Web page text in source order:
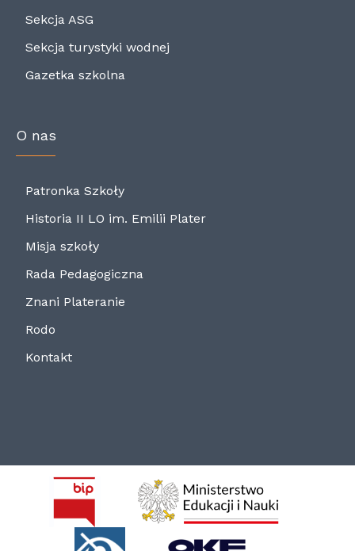
Sekcja ASG
Sekcja turystyki wodnej
Gazetka szkolna
O nas
Patronka Szkoły
Historia II LO im. Emilii Plater
Misja szkoły
Rada Pedagogiczna
Znani Plateranie
Rodo
Kontakt
MEN